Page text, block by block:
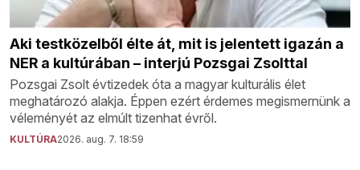
Aki testközelből élte át, mit is jelentett igazán a
NER a kultúrában – interjú Pozsgai Zsolttal
Pozsgai Zsolt évtizedek óta a magyar kulturális élet
meghatározó alakja. Éppen ezért érdemes megismernünk a
véleményét az elmúlt tizenhat évről.
KULTÚRA2026. aug. 7. 18:59